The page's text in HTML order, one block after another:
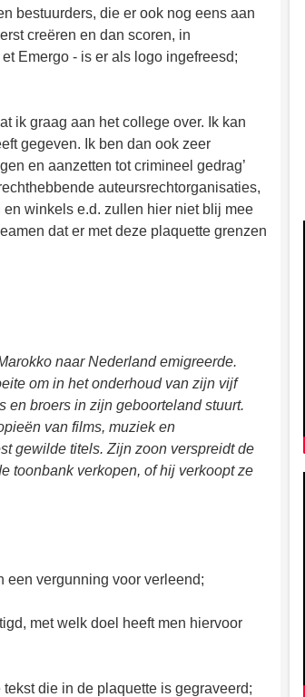
bestuurders, die er ook nog eens aan
creëren en dan scoren, in
Emergo - is er als logo ingefreesd;
ik graag aan het college over. Ik kan
gegeven. Ik ben dan ook zeer
en aanzetten tot crimineel gedrag’
auteursrechtorganisaties,
winkels e.d. zullen hier niet blij mee
dat er met deze plaquette grenzen
naar Nederland emigreerde.
om in het onderhoud van zijn vijf
en broers in zijn geboorteland stuurt.
van films, muziek en
gewilde titels. Zijn zoon verspreidt de
toonbank verkopen, of hij verkoopt ze
een vergunning voor verleend;
met welk doel heeft men hiervoor
die in de plaquette is gegraveerd;